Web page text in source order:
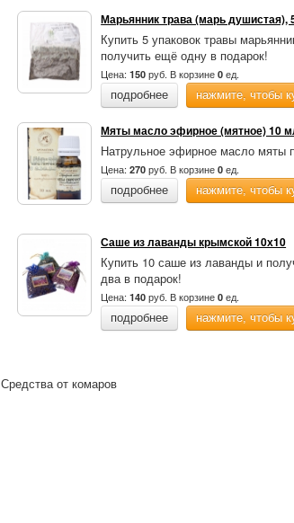
Марьянник трава (марь душистая),
Купить 5 упаковок травы
получить ещё одну в подарок!
Цена:150 руб. В корзине0 ед.
подробнее нажмите, чтобы
Мяты масло эфирное (мятное) 10
Натрульное эфирное масло мяты
Цена:270 руб. В корзине0 ед.
подробнее нажмите, чтобы
Саше из лаванды крымской 10х10
Купить 10 саше из лаванды и
два в подарок!
Цена:140 руб. В корзине0 ед.
подробнее нажмите, чтобы
Средства от комаров